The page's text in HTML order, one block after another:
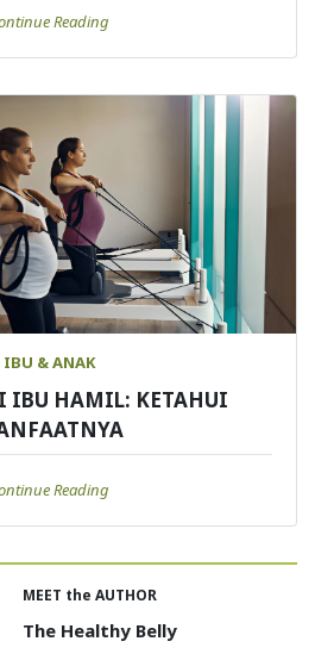
Reading
IBU & ANAK
IBU HAMIL: KETAHUI
Reading
MEET the AUTHOR
The Healthy Belly